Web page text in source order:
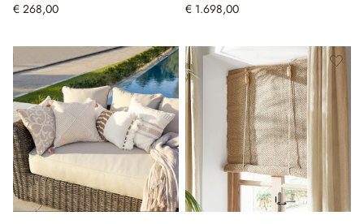
€ 268,00 € 1.698,00